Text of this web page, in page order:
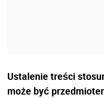
Ustalenie treści
może być